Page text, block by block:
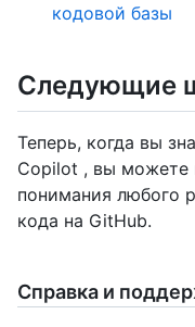
кодовой базы
Следующие
Теперь, когда вы
Copilot , вы можете
понимания любого
кода на GitHub.
Справка и